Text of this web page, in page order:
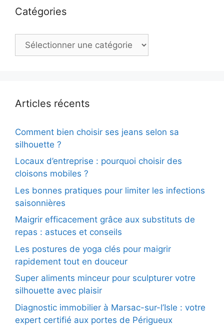
Catégories
Catégories
Articles récents
Comment bien choisir ses jeans selon sa
silhouette ?
Locaux d’entreprise : pourquoi choisir des
cloisons mobiles ?
Les bonnes pratiques pour limiter les infections
saisonnières
Maigrir efficacement grâce aux substituts de
repas : astuces et conseils
Les postures de yoga clés pour maigrir
rapidement tout en douceur
Super aliments minceur pour sculpturer votre
silhouette avec plaisir
Diagnostic immobilier à Marsac-sur-l’Isle : votre
expert certifié aux portes de Périgueux